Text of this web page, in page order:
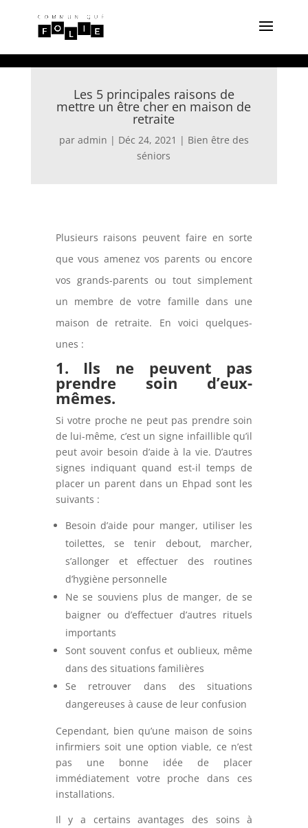
Les 5 principales raisons de
mettre un être cher en maison de
retraite
par admin | Déc 24, 2021 | Bien être des
séniors
Plusieurs raisons peuvent faire en sorte
que vous amenez vos parents ou encore
vos grands-parents ou tout simplement
un membre de votre famille dans une
maison de retraite. En voici quelques-
unes :
1. Ils ne peuvent pas
prendre soin d’eux-
mêmes.
Si votre proche ne peut pas prendre soin
de lui-même, c’est un signe infaillible qu’il
peut avoir besoin d’aide à la vie. D’autres
signes indiquant quand est-il temps de
placer un parent dans un Ehpad sont les
suivants :
Besoin d’aide pour manger, utiliser les
toilettes, se tenir debout, marcher,
s’allonger et effectuer des routines
d’hygiène personnelle
Ne se souviens plus de manger, de se
baigner ou d’effectuer d’autres rituels
importants
Sont souvent confus et oublieux, même
dans des situations familières
Se retrouver dans des situations
dangereuses à cause de leur confusion
Cependant, bien qu’une maison de soins
infirmiers soit une option viable, ce n’est
pas une bonne idée de placer
immédiatement votre proche dans ces
installations.
Il y a certains avantages des soins à